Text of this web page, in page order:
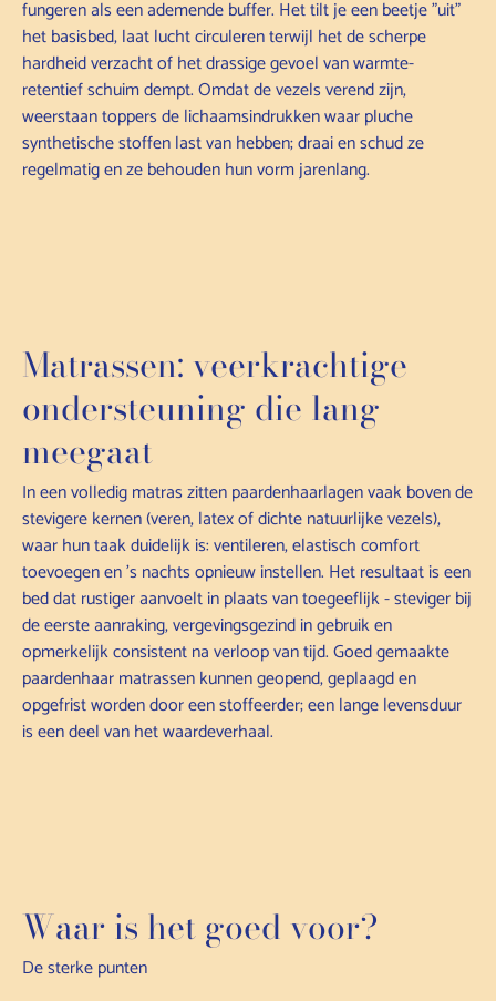
fungeren als een ademende buffer. Het tilt je een beetje "uit"
het basisbed, laat lucht circuleren terwijl het de scherpe
hardheid verzacht of het drassige gevoel van warmte-
retentief schuim dempt. Omdat de vezels verend zijn,
weerstaan toppers de lichaamsindrukken waar pluche
synthetische stoffen last van hebben; draai en schud ze
regelmatig en ze behouden hun vorm jarenlang.
Matrassen: veerkrachtige
ondersteuning die lang
meegaat
In een volledig matras zitten paardenhaarlagen vaak boven de
stevigere kernen (veren, latex of dichte natuurlijke vezels),
waar hun taak duidelijk is: ventileren, elastisch comfort
toevoegen en 's nachts opnieuw instellen. Het resultaat is een
bed dat rustiger aanvoelt in plaats van toegeeflijk - steviger bij
de eerste aanraking, vergevingsgezind in gebruik en
opmerkelijk consistent na verloop van tijd. Goed gemaakte
paardenhaar matrassen kunnen geopend, geplaagd en
opgefrist worden door een stoffeerder; een lange levensduur
is een deel van het waardeverhaal.
Waar is het goed voor?
De sterke punten